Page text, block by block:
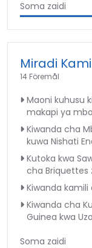
Soma zaidi
Miradi
14 Föremål
Maoni kuhusu
makapi ya
Kiwanda cha
kuwa Nishati
Kutoka kwa
cha Briquettes
Kiwanda
Kiwanda cha
Guinea kwa
Soma zaidi